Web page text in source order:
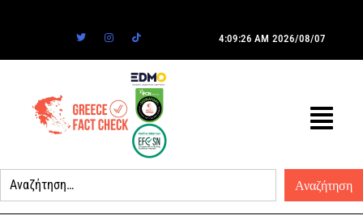
4:09:26 AM 2026/08/07